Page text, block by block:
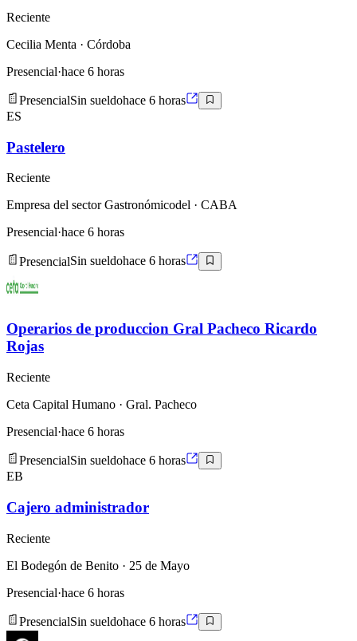
Reciente
Cecilia Menta · Córdoba
Presencial·hace 6 horas
PresencialSin sueldohace 6 horas
ES
Pastelero
Reciente
Empresa del sector Gastronómicodel · CABA
Presencial·hace 6 horas
PresencialSin sueldohace 6 horas
Operarios de produccion Gral Pacheco Ricardo
Rojas
Reciente
Ceta Capital Humano · Gral. Pacheco
Presencial·hace 6 horas
PresencialSin sueldohace 6 horas
EB
Cajero administrador
Reciente
El Bodegón de Benito · 25 de Mayo
Presencial·hace 6 horas
PresencialSin sueldohace 6 horas